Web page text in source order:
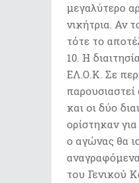
μεγαλύτερο
νικήτρια. Αν
τότε το
Η
ΕΛ.Ο.Κ. Σε
και οι δύο
ορίστηκαν
ο αγώνας θα
του Γενικού